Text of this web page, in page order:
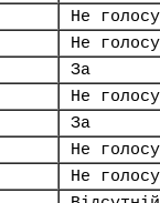
Не
Не
За
Не
За
Не
Не